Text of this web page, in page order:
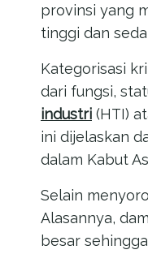
provinsi yang
tinggi dan
Kategorisasi
dari fungsi,
industri (HTI)
ini dijelaskan
dalam Kabut
Selain
Alasannya,
besar